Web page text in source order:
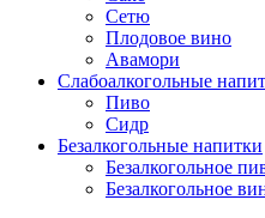
Сетю
Плодовое вино
Авамори
Слабоалкогольные
Пиво
Сидр
Безалкогольные напитки
Безалкогольное
Безалкогольное